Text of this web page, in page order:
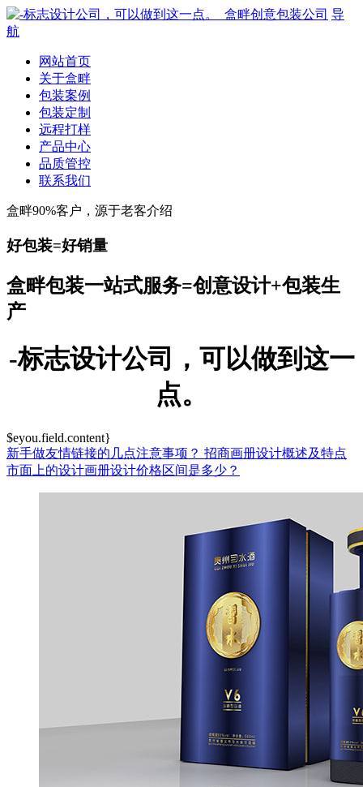
导
航
网站首页
关于盒畔
包装案例
包装定制
远程打样
产品中心
品质管控
联系我们
盒畔90%客户，源于老客介绍
好包装=好销量
盒畔包装一站式服务=创意设计+包装生
产
-标志设计公司，可以做到这一
点。
$eyou.field.content}
新手做友情链接的几点注意事项？ 招商画册设计概述及特点
市面上的设计画册设计价格区间是多少？